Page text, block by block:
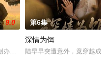
9.0
办大生企业，实业报国的故事。
第6集
深情为饵
陆早早突遭意外，竟穿越